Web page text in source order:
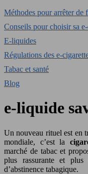
Méthodes pour arrêter de
Conseils pour choisir sa
E-liquides
Régulations des e-
Tabac et santé
Blog
e-liquide
Un nouveau rituel est en
mondiale, c’est la
marché de tabac et
plus rassurante et plus
d’abstinence tabagique.